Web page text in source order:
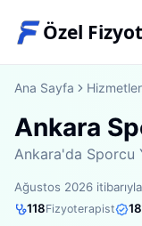
Özel
Ana Sayfa Hizmetler
Ankara
Ankara'da Sporcu
Ağustos 2026 itibarıyla
118Fizyoterapist 18